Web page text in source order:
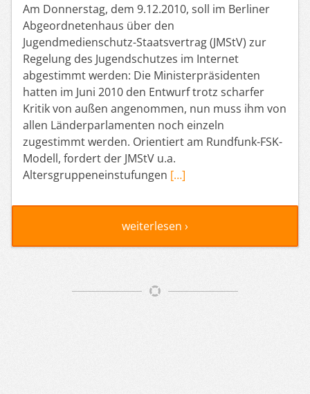
Am Donnerstag, dem 9.12.2010, soll im Berliner
Abgeordnetenhaus über den
Jugendmedienschutz-Staatsvertrag (JMStV) zur
Regelung des Jugendschutzes im Internet
abgestimmt werden: Die Ministerpräsidenten
hatten im Juni 2010 den Entwurf trotz scharfer
Kritik von außen angenommen, nun muss ihm von
allen Länderparlamenten noch einzeln
zugestimmt werden. Orientiert am Rundfunk-FSK-
Modell, fordert der JMStV u.a.
Altersgruppeneinstufungen […]
weiterlesen ›